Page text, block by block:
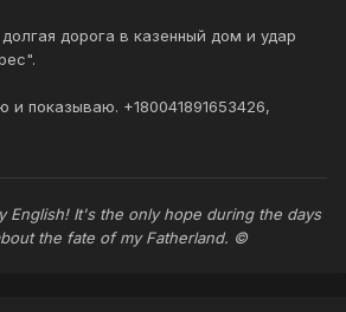
дорога в казенный дом и удар
и показываю. +180041891653426,
English! It's the only hope during the days
the fate of my Fatherland. ©